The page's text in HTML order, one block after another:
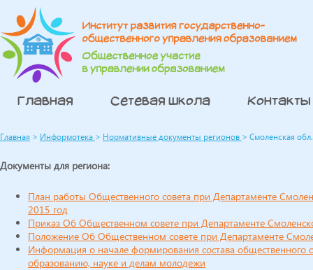
Главная Сетевая школа Контакты
Главная > Информотека > Нормативные документы регионов > Смоленская обл.
Документы для региона:
План работы Общественного совета при Департаменте
2015 год
Приказ Об Общественном совете при Департаменте
Положение Об Общественном совете при Департаменте
Информация о начале формирования состава общественного
образованию, науке и делам молодежи